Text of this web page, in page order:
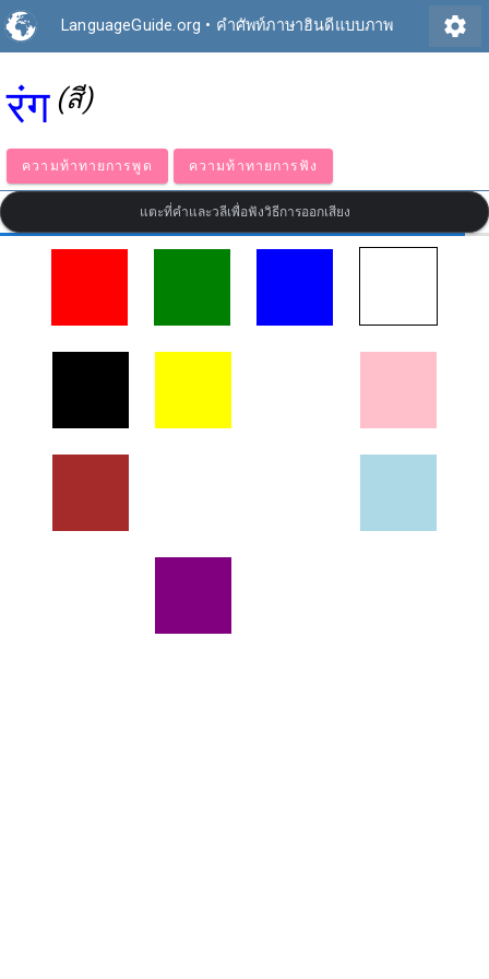
LanguageGuide.org • คำศัพท์ภาษาฮินดีแบบภาพ settings
रंग (สี)
ความท้าทายการพูด ความท้าทายการฟัง
แตะที่คำและวลีเพื่อฟังวิธีการออกเสียง